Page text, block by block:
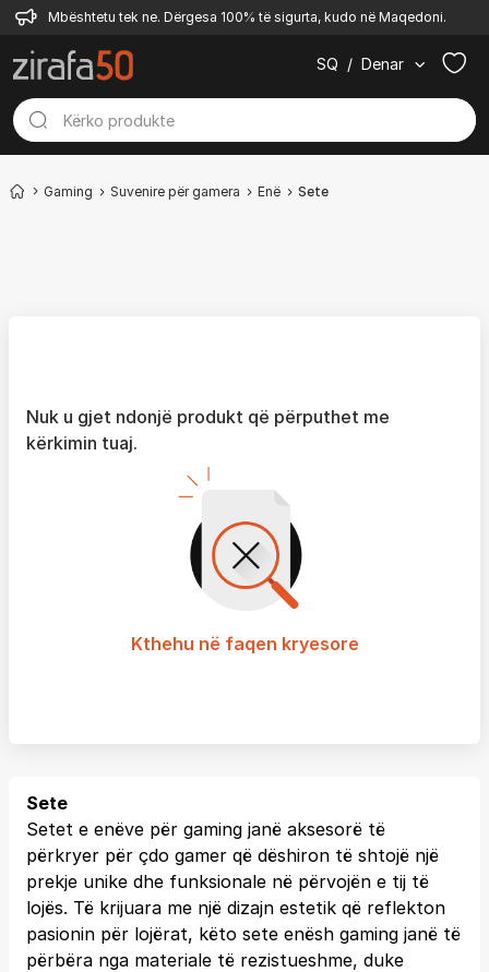
Mbështetu tek ne. Dërgesa 100% të sigurta, kudo në Maqedoni.
SQ / Denar
Gaming Suvenire për gamera Enë Sete
Nuk u gjet ndonjë produkt që përputhet me
kërkimin tuaj.
Kthehu në faqen kryesore
Sete
Setet e enëve për gaming janë aksesorë të
përkryer për çdo gamer që dëshiron të shtojë një
prekje unike dhe funksionale në përvojën e tij të
lojës. Të krijuara me një dizajn estetik që reflekton
pasionin për lojërat, këto sete enësh gaming janë të
përbëra nga materiale të rezistueshme, duke